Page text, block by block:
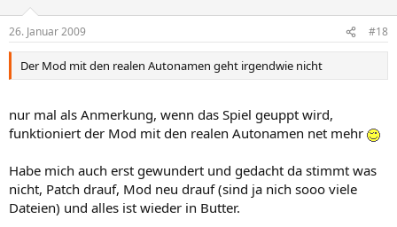
26. Januar 2009 #18
Der Mod mit den realen Autonamen geht irgendwie nicht
nur mal als Anmerkung, wenn das Spiel geuppt wird,
funktioniert der Mod mit den realen Autonamen net mehr
Habe mich auch erst gewundert und gedacht da stimmt was
nicht, Patch drauf, Mod neu drauf (sind ja nich sooo viele
Dateien) und alles ist wieder in Butter.